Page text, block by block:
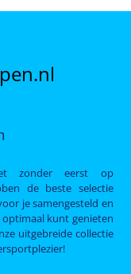
zonder eerst op
de beste selectie
je samengesteld en
optimaal kunt genieten
uitgebreide collectie